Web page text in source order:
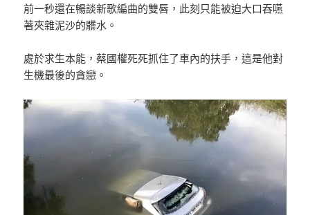
前一秒還在暢談新歌編曲的雙唇，此刻只能被迫大口吞嚥
著夾雜泥沙的髒水。
處於求生本能，蔡國權死死抓住了車內的扶手，這是他對
生機最後的貪戀。